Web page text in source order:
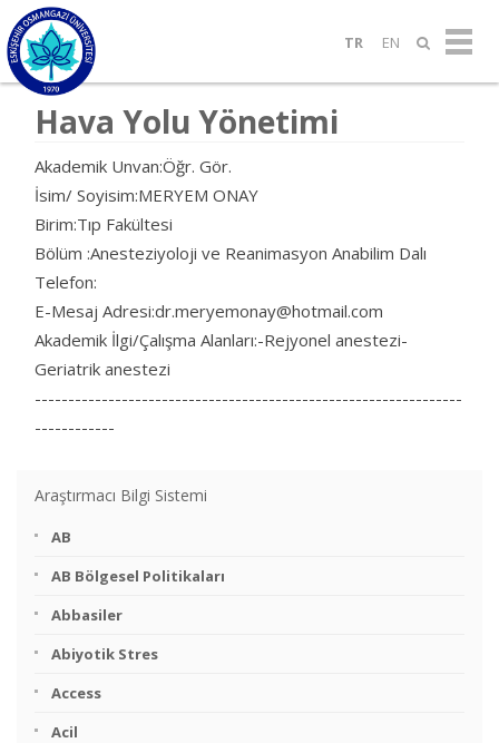
TR EN
Hava Yolu Yönetimi
Akademik Unvan:Öğr. Gör.
İsim/ Soyisim:MERYEM ONAY
Birim:Tıp Fakültesi
Bölüm :Anesteziyoloji ve Reanimasyon Anabilim Dalı
Telefon:
E-Mesaj Adresi:dr.meryemonay@hotmail.com
Akademik İlgi/Çalışma Alanları:-Rejyonel anestezi-
Geriatrik anestezi
----------------------------------------------------------------
------------
Araştırmacı Bilgi Sistemi
AB
AB Bölgesel Politikaları
Abbasiler
Abiyotik Stres
Access
Acil